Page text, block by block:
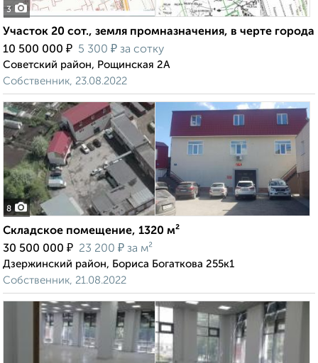
3
Участок 20 сот., земля промназначения, в черте города
10 500 000 ₽ 5 300 ₽ за сотку
Советский район, Рощинская 2А
Собственник, 23.08.2022
8
Складское помещение, 1320 м²
30 500 000 ₽ 23 200 ₽ за м²
Дзержинский район, Бориса Богаткова 255к1
Собственник, 21.08.2022